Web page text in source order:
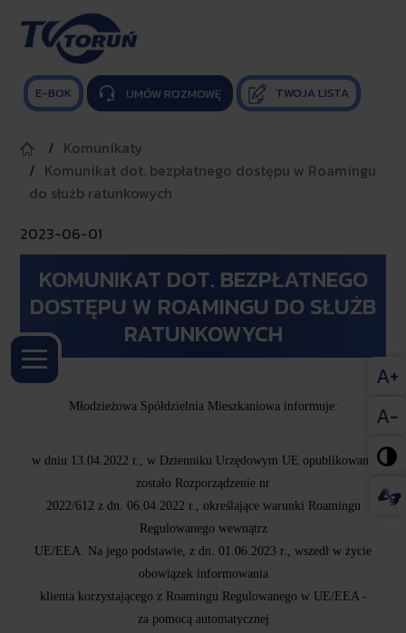
E-BOK
A+
A-

 UMÓW ROZMOWĘ TWOJA LISTA
Komunikaty
Komunikat dot. bezpłatnego dostępu w Roamingu
do służb ratunkowych
2023-06-01
KOMUNIKAT DOT. BEZPŁATNEGO
DOSTĘPU W ROAMINGU DO SŁUŻB
RATUNKOWYCH
Młodzieżowa Spółdzielnia Mieszkaniowa informuje:
w dniu 13.04.2022 r., w Dzienniku Urzędowym UE opublikowane
zostało Rozporządzenie nr
2022/612 z dn. 06.04.2022 r., określające warunki Roamingu
Regulowanego wewnątrz
UE/EEA. Na jego podstawie, z dn. 01.06.2023 r., wszedł w życie
obowiązek informowania
klienta korzystającego z Roamingu Regulowanego w UE/EEA -
za pomocą automatycznej